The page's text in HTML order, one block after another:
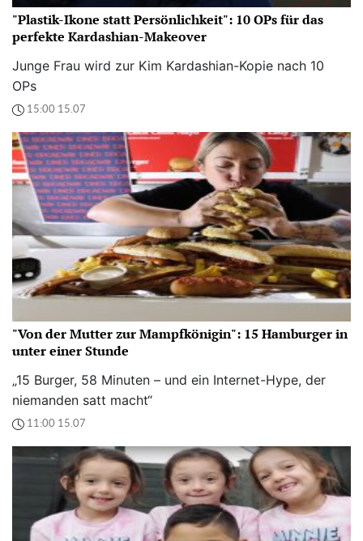
"Plastik-Ikone statt Persönlichkeit": 10 OPs für das
perfekte Kardashian-Makeover
Junge Frau wird zur Kim Kardashian-Kopie nach 10
OPs
15:00 15.07
"Von der Mutter zur Mampfkönigin": 15 Hamburger in
unter einer Stunde
„15 Burger, 58 Minuten – und ein Internet-Hype, der
niemanden satt macht“
11:00 15.07